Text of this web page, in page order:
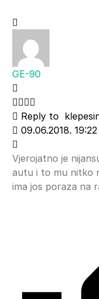
GE-90
Reply to
09.06.2018. 19:22
Vjerojatno je
autu i to mu nitko
ima jos poraza na